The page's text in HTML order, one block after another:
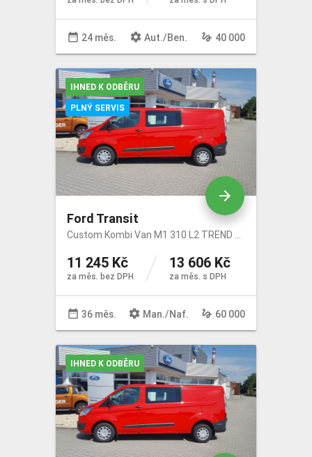
date_range 24 měs. settings Aut./Ben. gesture 40 000
Ford Transit
Custom Kombi Van M1 310 L2 TREND 2.0 EcoBlue 96kW/130k/385Nm
11 245 Kč
za měs. bez DPH
13 606 Kč
za měs. s DPH
date_range 36 měs. settings Man./Naf. gesture 60 000
arrow_forward
IHNED K ODBĚRU
PLNÝ SERVIS
IHNED K ODBĚRU